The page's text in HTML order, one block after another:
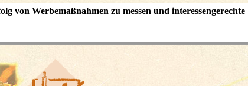
von Werbemaßnahmen zu messen und